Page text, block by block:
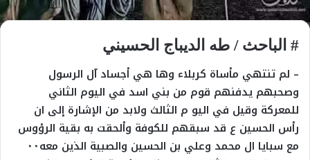
# الباحث / طه الديباج الحسيني
– لم تنتهي مأساة كربلاء وها هي أجساد آل الرسول
وصحبهم يدفنهم قوم من بني اسد في اليوم الثاني
للمعركة وقيل في اليو م الثالث ولابد من الإشارة إلى ان
رأس الحسين ع قد سبقهم للكوفة وألحقت به بقية الرؤوس
مع سبايا ال محمد وعلي بن الحسين والصبية الذين معه٠٠